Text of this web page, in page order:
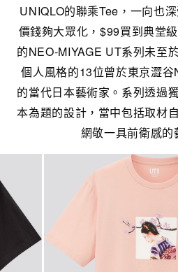
UNIQLO的聯乘Tee，一向也
價錢夠大眾化，$99買到典堂
的NEO-MIYAGE UT系列未至
個人風格的13位曾於東京澀
的當代日本藝術家。系列透過
本為題的設計，當中包括取材
網敬一具前衛感的